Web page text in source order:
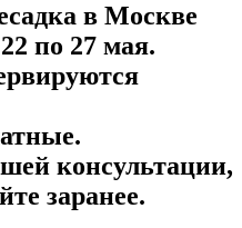
в Москве
по 27 мая.
консультации,
заранее.